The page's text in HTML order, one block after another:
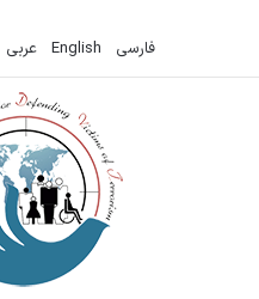
فارسی English عربي